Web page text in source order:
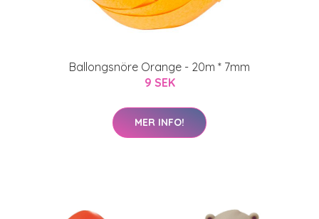
Ballongsnöre Orange - 20m * 7mm
9 SEK
MER INFO!